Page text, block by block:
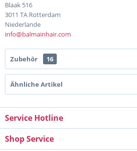
Blaak 516
3011 TA Rotterdam
Niederlande
info@balmainhair.com
Zubehör 16
Ähnliche Artikel
Service Hotline
Shop Service